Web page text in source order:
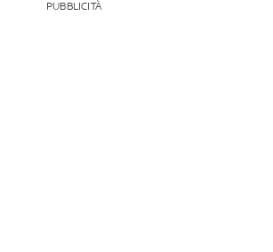
PUBBLICITÀ